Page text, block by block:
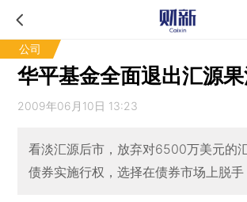
公司
华平基金全面退出汇源
2009年06月10日 13:23
看淡汇源后市，放弃对6500万美元的
债券实施行权，选择在债券市场上脱手